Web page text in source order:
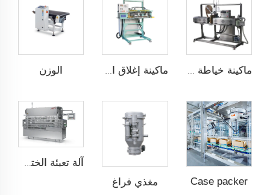
الوزن
Case packer مغذي فراغ
آلة تعبئة الختم على الألواح